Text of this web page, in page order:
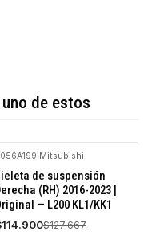
de estos
-10%
OFF
Mitsubishi
de suspensión
(RH) 2016-2023 |
— L200 KL1/KK1
$127.667